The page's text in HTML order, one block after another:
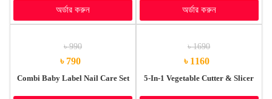
অর্ডার করুন অর্ডার করুন
৳ 790
৳ 990
Combi Baby Label Nail Care Set
৳ 1160
৳ 1690
5-In-1 Vegetable Cutter & Slicer